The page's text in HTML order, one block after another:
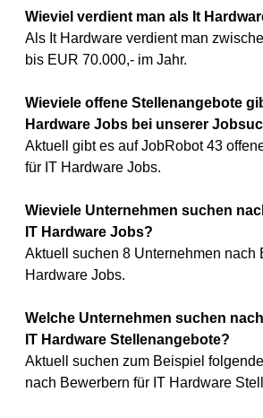
Wieviel verdient man als It
Als It Hardware verdient man
bis EUR 70.000,- im Jahr.
Wieviele offene Stellenangebote
Hardware Jobs bei unserer
Aktuell gibt es auf JobRobot 43
für IT Hardware Jobs.
Wieviele Unternehmen suchen
IT Hardware Jobs?
Aktuell suchen 8 Unternehmen nach
Hardware Jobs.
Welche Unternehmen suchen
IT Hardware Stellenangebote?
Aktuell suchen zum Beispiel
nach Bewerbern für IT Hardware